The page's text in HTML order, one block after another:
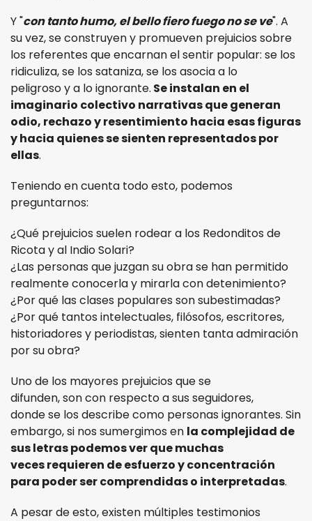
Y "con tanto humo, el bello fiero fuego no se ve". A
su vez, se construyen y promueven prejuicios sobre
los referentes que encarnan el sentir popular: se los
ridiculiza, se los sataniza, se los asocia a lo
peligroso y a lo ignorante. Se instalan en el
imaginario colectivo narrativas que generan
odio, rechazo y resentimiento hacia esas figuras
y hacia quienes se sienten representados por
ellas.
Teniendo en cuenta todo esto, podemos
preguntarnos:
¿Qué prejuicios suelen rodear a los Redonditos de
Ricota y al Indio Solari?
¿Las personas que juzgan su obra se han permitido
realmente conocerla y mirarla con detenimiento?
¿Por qué las clases populares son subestimadas?
¿Por qué tantos intelectuales, filósofos, escritores,
historiadores y periodistas, sienten tanta admiración
por su obra?
Uno de los mayores prejuicios que se
difunden, son con respecto a sus seguidores,
donde se los describe como personas ignorantes. Sin
embargo, si nos sumergimos en la complejidad de
sus letras podemos ver que muchas
veces requieren de esfuerzo y concentración
para poder ser comprendidas o interpretadas.
A pesar de esto, existen múltiples testimonios